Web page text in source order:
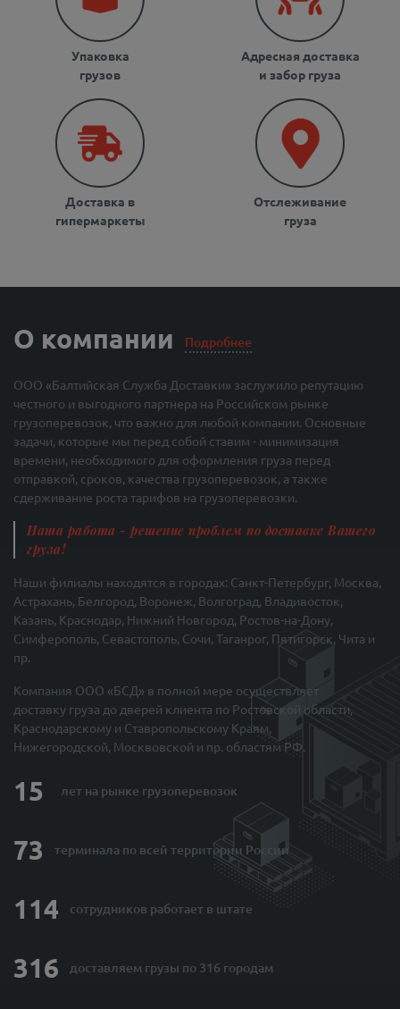
Упаковка
грузов
Адресная доставка
и забор груза
Доставка в
гипермаркеты
Отслеживание
груза
О компании Подробнее
ООО «Балтийская Служба Доставки» заслужило репутацию
честного и выгодного партнера на Российском рынке
грузоперевозок, что важно для любой компании. Основные
задачи, которые мы перед собой ставим - минимизация
времени, необходимого для оформления груза перед
отправкой, сроков, качества грузоперевозок, а также
сдерживание роста тарифов на грузоперевозки.
Наша работа - решение проблем по доставке Вашего
груза!
Наши филиалы находятся в городах: Санкт-Петербург, Москва,
Астрахань, Белгород, Воронеж, Волгоград, Владивосток,
Казань, Краснодар, Нижний Новгород, Ростов-на-Дону,
Симферополь, Севастополь, Сочи, Таганрог, Пятигорск, Чита и
пр.
Компания ООО «БСД» в полной мере осуществляет
доставку груза до дверей клиента по Ростовской области,
Краснодарскому и Ставропольскому Краям,
Нижегородской, Москвовской и пр. областям РФ.
15 лет на рынке грузоперевозок
73 терминала по всей территории России
114 сотрудников работает в штате
316 доставляем грузы по 316 городам